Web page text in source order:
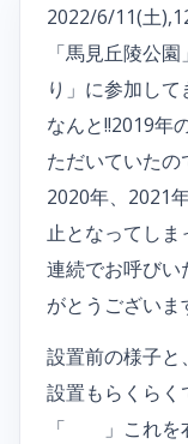
2022/6/11(土
「馬見丘陵公
り」に参加して
なんと!!2019年
ただいていたの
2020年、2021
止となってし
連続でお呼びい
がとうございま
設置前の様子と
設置もらくら
「 」これを